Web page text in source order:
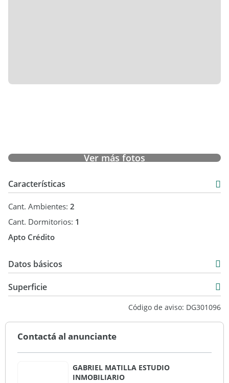
Ver más fotos
Características
Cant. Ambientes: 2
Cant. Dormitorios: 1
Apto Crédito
Datos básicos
Venta
Superficie
Código de aviso: DG301096
Contactá al anunciante
GABRIEL MATILLA ESTUDIO
INMOBILIARIO